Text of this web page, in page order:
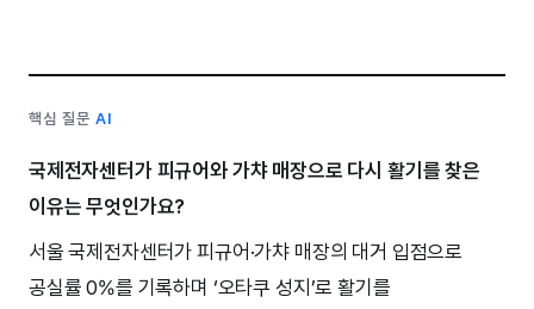
핵심 질문AI
국제전자센터가 피규어와 가챠 매장으로 다시 활기를 찾은
이유는 무엇인가요?
서울 국제전자센터가 피규어·가챠 매장의 대거 입점으로
공실률 0%를 기록하며 ‘오타쿠 성지’로 활기를